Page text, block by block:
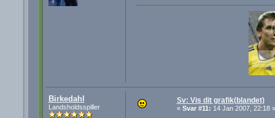
Birkedahl
Landsholdsspiller
Sv: Vis dit grafik(blandet)
« Svar #11: 14 Jan 2007, 22:18 »